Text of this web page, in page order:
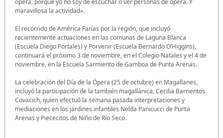
ópera, porque yo no soy de escuchar o ver personas de ópera. Y
maravillosa la actividad».
El recorrido de América Farías por la región, que incluyó
recientemente actuaciones en las comunas de Laguna Blanca
(Escuela Diego Portales) y Porvenir (Escuela Bernardo O’Higgins),
continuará el próximo 3 de noviembre, en el Colegio Natales y el 4 de
noviembre, en la Escuela Sarmiento de Gamboa de Punta Arenas.
La celebración del Día de la Ópera (25 de octubre) en Magallanes,
incluyó la participación de la también magallánica, Cecilia Barrientos
Covacich, quien efectuó la semana pasada interpretaciones y
mediaciones en los jardines infantiles Nelda Panicucci de Punta
Arenas y Piececitos de Niño de Río Seco.